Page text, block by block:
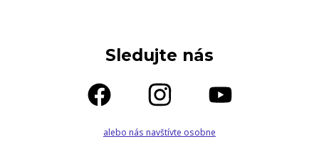
Sledujte nás
alebo nás navštívte osobne